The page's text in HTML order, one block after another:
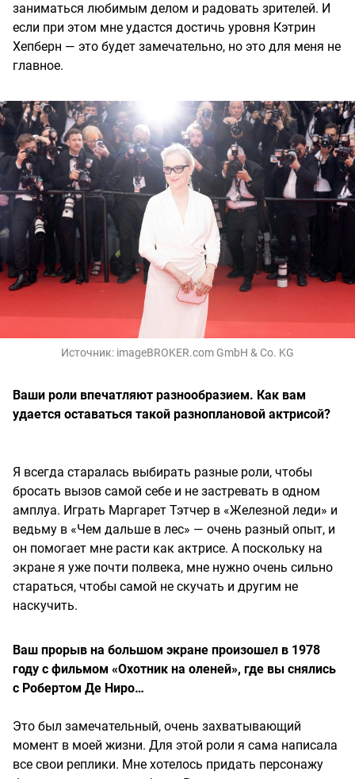
заниматься любимым делом и радовать зрителей. И
если при этом мне удастся достичь уровня Кэтрин
Хепберн — это будет замечательно, но это для меня не
главное.
Источник: imageBROKER.com GmbH & Co. KG
Ваши роли впечатляют разнообразием. Как вам
удается оставаться такой разноплановой актрисой?
Я всегда старалась выбирать разные роли, чтобы
бросать вызов самой себе и не застревать в одном
амплуа. Играть Маргарет Тэтчер в «Железной леди» и
ведьму в «Чем дальше в лес» — очень разный опыт, и
он помогает мне расти как актрисе. А поскольку на
экране я уже почти полвека, мне нужно очень сильно
стараться, чтобы самой не скучать и другим не
наскучить.
Ваш прорыв на большом экране произошел в 1978
году с фильмом «Охотник на оленей», где вы снялись
с Робертом Де Ниро…
Это был замечательный, очень захватывающий
момент в моей жизни. Для этой роли я сама написала
все свои реплики. Мне хотелось придать персонажу